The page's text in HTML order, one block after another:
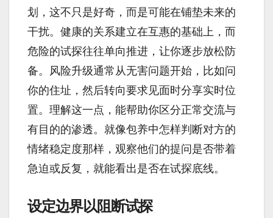
划，这不只是好奇，而是可能在铺垫未来的
干扰。健康的关系建立在互惠的基础上，而
危险的试探往往单向推进，让你逐步放松防
备。风险升级通常从无害问题开始，比如问
你的住址，然后转向要求见面时分享实时位
置。理解这一点，能帮助你区分正常交流与
有目的的渗透。就像包养中怎样判断对方的
情绪稳定度那样，观察他们的提问是否带着
急迫或反复，就能看出是否在试探底线。
设定边界以阻断试探